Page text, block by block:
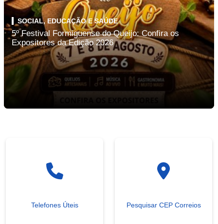
SOCIAL, EDUCAÇÃO E SAÚDE
5º Festival Formiguense do Queijo: Confira os
Expositores da Edição 2026
Telefones Úteis Pesquisar CEP Correios